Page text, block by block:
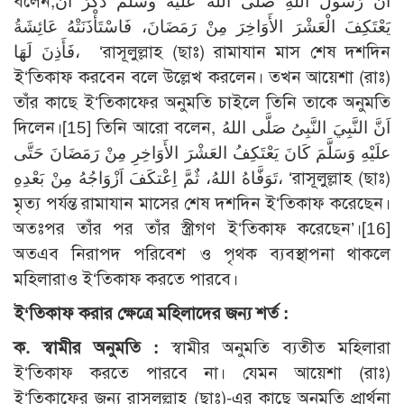
يَعْتَكِفَ الْعَشْرَ الأَوَاخِرَ مِنْ رَمَضَانَ، فَاسْتَأْذَنَتْهُ عَائِشَةُ
فَأَذِنَ لَهَا، ‘রাসূলুল্লাহ (ছাঃ) রামাযান মাস শেষ দশদিন
ই‘তিকাফ করবেন বলে উল্লেখ করলেন। তখন আয়েশা (রাঃ)
তাঁর কাছে ই‘তিকাফের অনুমতি চাইলে তিনি তাকে অনুমতি
দিলেন।[15] তিনি আরো বলেন, اَنَّ النَّبِيَ النَّبِىُ صَلَّى اللهُ
علَيْهِ وَسَلَّمَ كَانَ يَعْتَكِفُ العَشْرَ الأَوَاخِرِ مِنْ رَمَضَانَ حَتَّى
تَوَفَّاهُ اللهُ، ثٌمَّ اِعْتكَفَ اَزْوَاجُهُ مِنْ بَعْدِهِ، ‘রাসূলুল্লাহ (ছাঃ)
মৃত্য পর্যন্ত রামাযান মাসের শেষ দশদিন ই‘তিকাফ করেছেন।
অতঃপর তাঁর পর তাঁর স্ত্রীগণ ই‘তিকাফ করেছেন’।[16]
অতএব নিরাপদ পরিবেশ ও পৃথক ব্যবস্থাপনা থাকলে
মহিলারাও ই‘তিকাফ করতে পারবে।
ই‘তিকাফ করার ক্ষেত্রে মহিলাদের জন্য শর্ত :
ক. স্বামীর অনুমতি :স্বামীর অনুমতি ব্যতীত মহিলারা
ই‘তিকাফ করতে পারবে না। যেমন আয়েশা (রাঃ)
ই‘তিকাফের জন্য রাসূলুল্লাহ (ছাঃ)-এর কাছে অনুমতি প্রার্থনা